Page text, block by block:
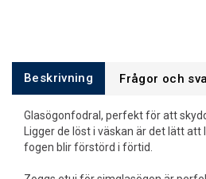
Beskrivning Frågor och
Glasögonfodral, perfekt för att
Ligger de löst i väskan är det lätt att
fogen blir förstörd i förtid.